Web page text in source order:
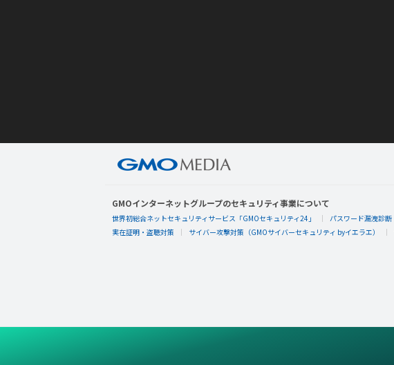
GMOインターネットグループのセキュリティ事業について
世界初総合ネットセキュリティサービス「GMOセキュリティ24」 パスワード漏洩診断
実在証明・盗聴対策
サイバー攻撃対策（GMOサイバーセキュリティ byイエラエ）